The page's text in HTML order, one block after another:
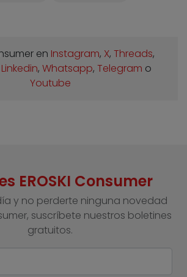
en Instagram, X, Threads,
Linkedin, Whatsapp, Telegram o
Youtube
EROSKI Consumer
y no perderte ninguna novedad
suscríbete nuestros boletines
gratuitos.